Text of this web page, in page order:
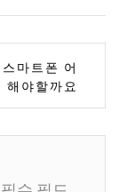
마트폰 어
해야할까요